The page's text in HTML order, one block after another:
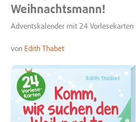
Weihnachtsmann!
Adventskalender mit 24 Vorlesekarten
von Edith Thabet